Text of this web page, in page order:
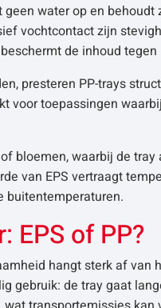
water op en
vochtcontact zijn
de inhoud
presteren PP-trays
voor toepassingen
bloemen, waarbij de
van EPS vertraagt
buitentemperaturen.
EPS of PP?
hangt sterk af van
gebruik: de tray gaat